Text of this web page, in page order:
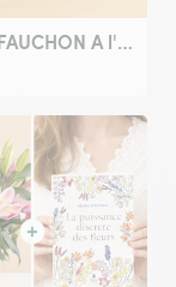
Coffret FAUCHON A l'heure du thé